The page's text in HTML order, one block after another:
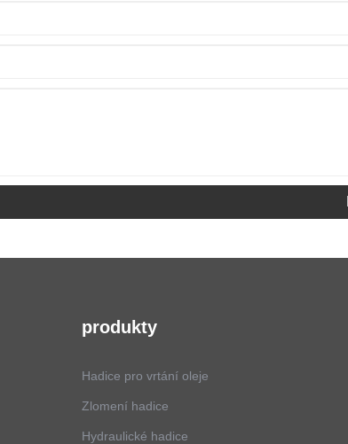
produkty
Hadice pro vrtání oleje
Zlomení hadice
Hydraulické hadice